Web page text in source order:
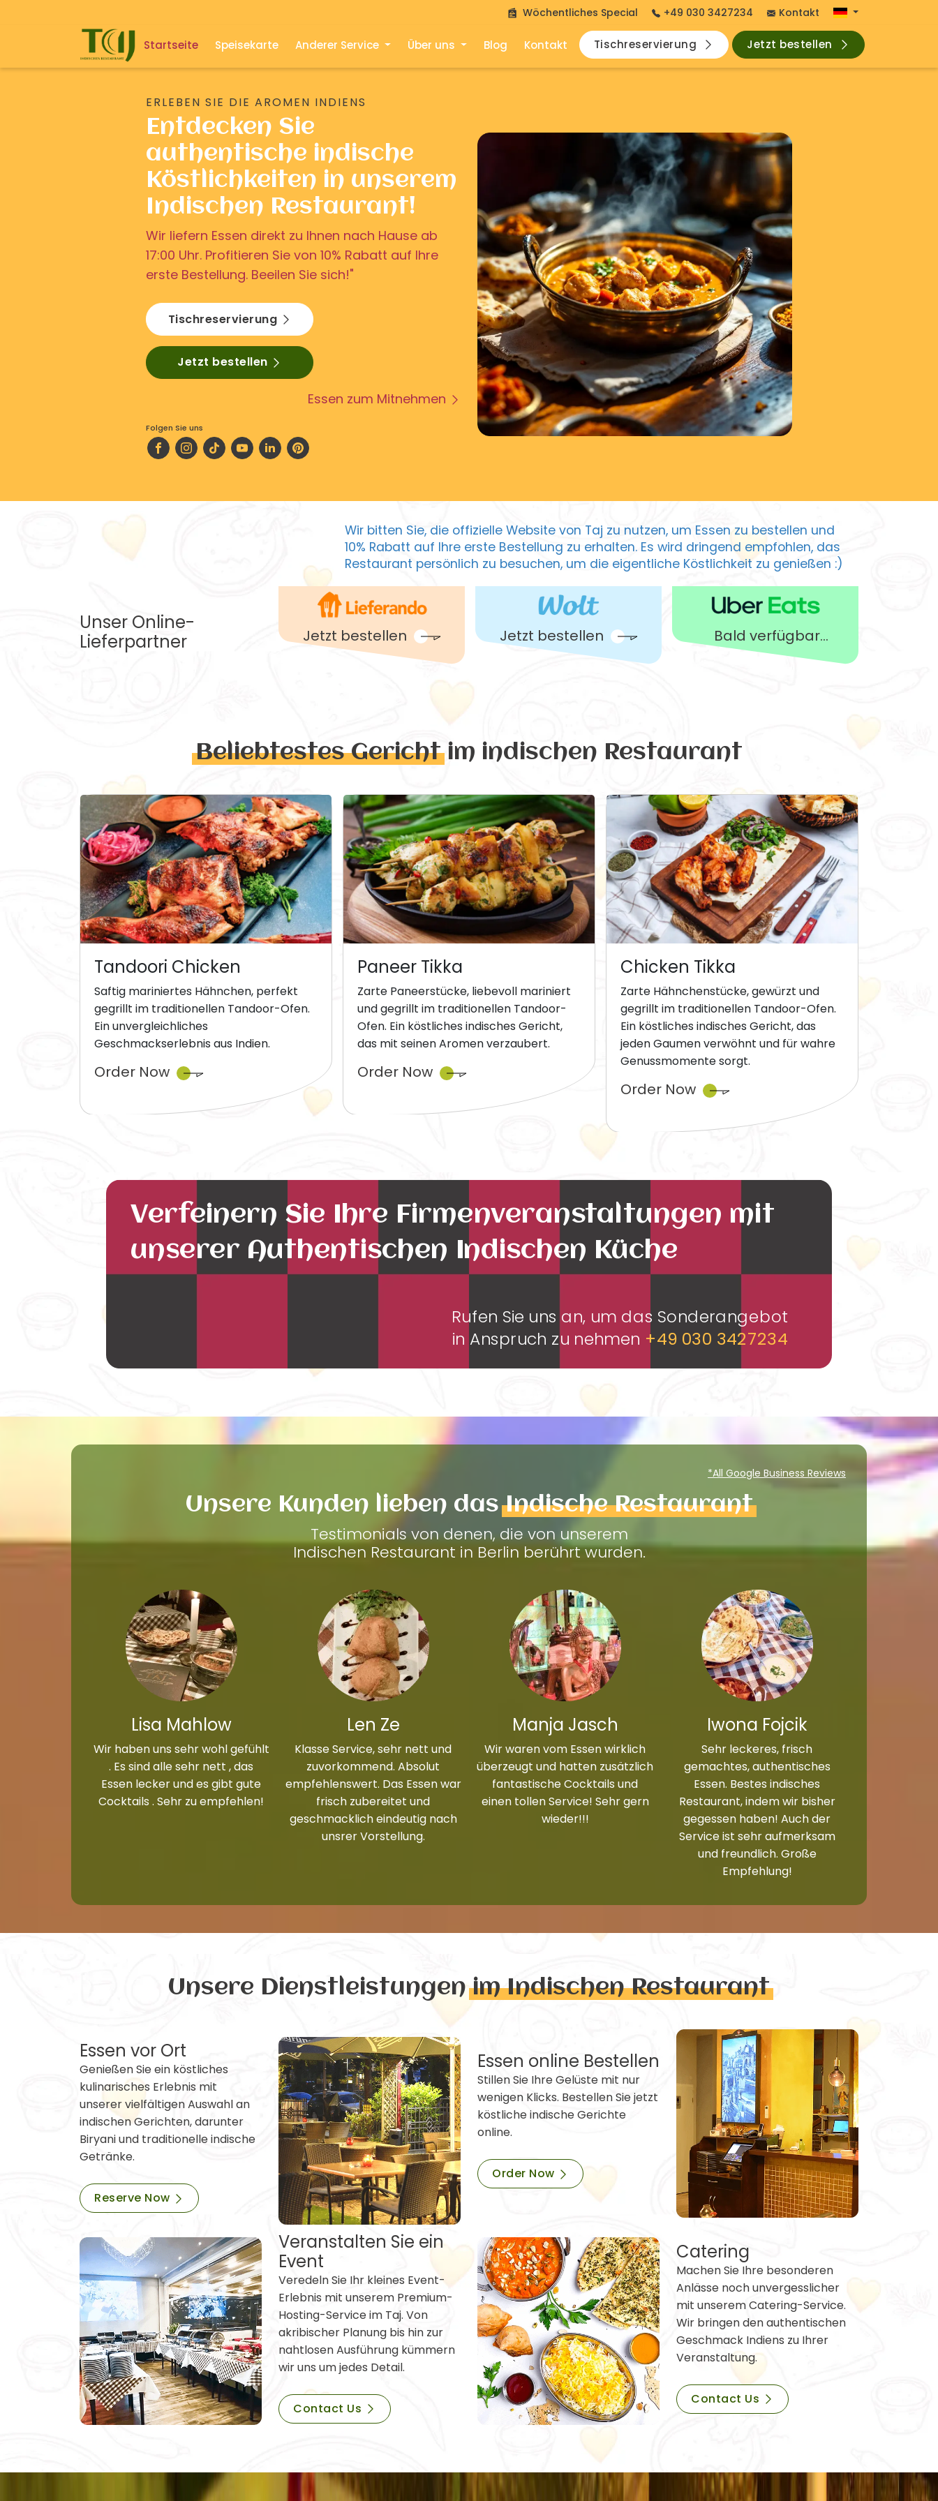
Wöchentliches Special +49 030 3427234 Kontakt
Startseite Speisekarte Anderer Service Über uns Blog Kontakt Tischreservierung Jetzt bestellen
ERLEBEN SIE DIE AROMEN INDIENS
Entdecken Sie
authentische indische
Köstlichkeiten in unserem
Indischen Restaurant!
Wir liefern Essen direkt zu Ihnen nach Hause ab
17:00 Uhr. Profitieren Sie von 10% Rabatt auf Ihre
erste Bestellung. Beeilen Sie sich!"
Tischreservierung
Jetzt bestellen
Essen zum Mitnehmen
Folgen Sie uns
Wir bitten Sie, die offizielle Website von Taj zu nutzen, um Essen zu bestellen und
10% Rabatt auf Ihre erste Bestellung zu erhalten. Es wird dringend empfohlen, das
Restaurant persönlich zu besuchen, um die eigentliche Köstlichkeit zu genießen :)
Unser Online-
Lieferpartner
Jetzt bestellen Jetzt bestellen Bald verfügbar...
Beliebtestes Gerichtim indischen Restaurant
Tandoori Chicken
Saftig mariniertes Hähnchen, perfekt
gegrillt im traditionellen Tandoor-Ofen.
Ein unvergleichliches
Geschmackserlebnis aus Indien.
Order Now
Paneer Tikka
Zarte Paneerstücke, liebevoll mariniert
und gegrillt im traditionellen Tandoor-
Ofen. Ein köstliches indisches Gericht,
das mit seinen Aromen verzaubert.
Order Now
Chicken Tikka
Zarte Hähnchenstücke, gewürzt und
gegrillt im traditionellen Tandoor-Ofen.
Ein köstliches indisches Gericht, das
jeden Gaumen verwöhnt und für wahre
Genussmomente sorgt.
Order Now
Verfeinern Sie Ihre Firmenveranstaltungen mit
unserer Authentischen Indischen Küche
Rufen Sie uns an, um das Sonderangebot
in Anspruch zu nehmen +49 030 3427234
*All Google Business Reviews
Unsere Kunden lieben dasIndische Restaurant
Testimonials von denen, die von unserem
Indischen Restaurant in Berlin berührt wurden.
Lisa Mahlow
Wir haben uns sehr wohl gefühlt
. Es sind alle sehr nett , das
Essen lecker und es gibt gute
Cocktails . Sehr zu empfehlen!
Len Ze
Klasse Service, sehr nett und
zuvorkommend. Absolut
empfehlenswert. Das Essen war
frisch zubereitet und
geschmacklich eindeutig nach
unsrer Vorstellung.
Manja Jasch
Wir waren vom Essen wirklich
überzeugt und hatten zusätzlich
fantastische Cocktails und
einen tollen Service! Sehr gern
wieder!!!
Iwona Fojcik
Sehr leckeres, frisch
gemachtes, authentisches
Essen. Bestes indisches
Restaurant, indem wir bisher
gegessen haben! Auch der
Service ist sehr aufmerksam
und freundlich. Große
Empfehlung!
Unsere Dienstleistungenim Indischen Restaurant
Essen vor Ort
Genießen Sie ein köstliches
kulinarisches Erlebnis mit
unserer vielfältigen Auswahl an
indischen Gerichten, darunter
Biryani und traditionelle indische
Getränke.
Reserve Now
Essen online Bestellen
Stillen Sie Ihre Gelüste mit nur
wenigen Klicks. Bestellen Sie jetzt
köstliche indische Gerichte
online.
Order Now
Veranstalten Sie ein
Event
Veredeln Sie Ihr kleines Event-
Erlebnis mit unserem Premium-
Hosting-Service im Taj. Von
akribischer Planung bis hin zur
nahtlosen Ausführung kümmern
wir uns um jedes Detail.
Contact Us
Catering
Machen Sie Ihre besonderen
Anlässe noch unvergesslicher
mit unserem Catering-Service.
Wir bringen den authentischen
Geschmack Indiens zu Ihrer
Veranstaltung.
Contact Us